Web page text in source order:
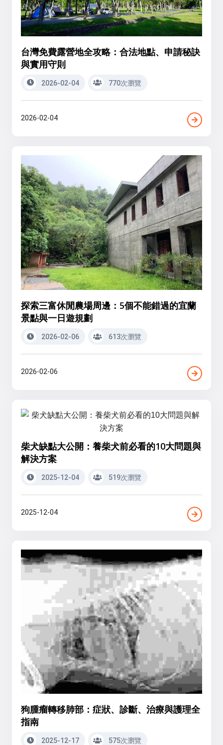
台灣免費露營地全攻略：合法地點、申請秘訣
與實用守則
2026-02-04 770次瀏覽
2026-02-04
探索三富休閒農場周邊：5個不能錯過的宜蘭
景點與一日遊規劃
2026-02-06 613次瀏覽
2026-02-06
柴犬缺點大公開：養柴犬前必看的10大問題與
解決方案
2025-12-04 519次瀏覽
2025-12-04
狗腫瘤轉移肺部：症狀、診斷、治療與護理全
指南
2025-12-17 575次瀏覽